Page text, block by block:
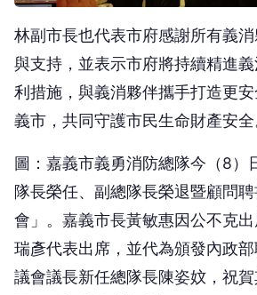
林副市長也代表市府感謝所有義
與支持，並表示市府將持續精進
利措施，與義消夥伴攜手打造更
義市，共同守護市民生命財產安全
圖：嘉義市義勇消防總隊今（8）
隊長榮任、副總隊長榮退暨顧問
會」。嘉義市長黃敏惠因公不克
瑞彥代表出席，並代為頒發內政
議會議長新任總隊長陳姿妏，祝